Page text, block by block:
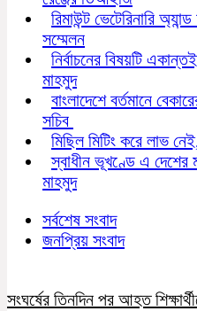
রিমাউন্ট ভেটেরিনারি
সম্মেলন
নির্বাচনের বিষয়টি
মাহমুদ
বাংলাদেশে বর্তমানে
সচিব
মিছিল মিটিং করে লাভ
স্বাধীন ভূখণ্ডে এ দেশের
মাহমুদ
সর্বশেষ সংবাদ
জনপ্রিয় সংবাদ
সংঘর্ষের তিনদিন পর আহত